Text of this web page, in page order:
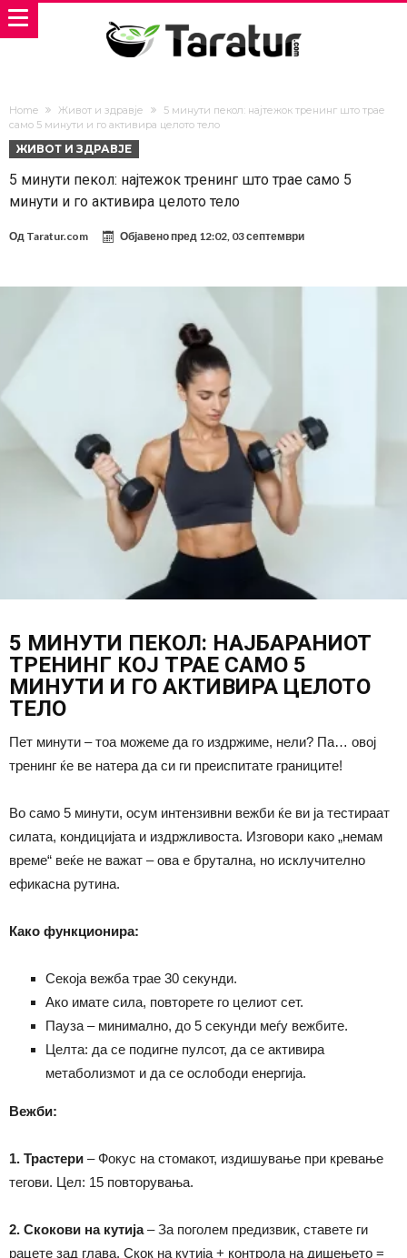
Home Живот и здравје
5 минути пекол: најтежок тренинг што трае
само 5 минути и го активира целото тело
ЖИВОТ И ЗДРАВЈЕ
5 минути пекол: најтежок тренинг што трае само 5
минути и го активира целото тело
Од Taratur.com Објавено пред 12:02, 03 септември
5 МИНУТИ ПЕКОЛ: НАЈБАРАНИОТ
ТРЕНИНГ КОЈ ТРАЕ САМО 5
МИНУТИ И ГО АКТИВИРА ЦЕЛОТО
ТЕЛО
Пет минути – тоа можеме да го издржиме, нели? Па… овој
тренинг ќе ве натера да си ги преиспитате границите!
Во само 5 минути, осум интензивни вежби ќе ви ја тестираат
силата, кондицијата и издржливоста. Изговори како „немам
време“ веќе не важат – ова е брутална, но исклучително
ефикасна рутина.
Како функционира:
Секоја вежба трае 30 секунди.
Ако имате сила, повторете го целиот сет.
Пауза – минимално, до 5 секунди меѓу вежбите.
Целта: да се подигне пулсот, да се активира
метаболизмот и да се ослободи енергија.
Вежби:
1. Трастери – Фокус на стомакот, издишување при кревање
тегови. Цел: 15 повторувања.
2. Скокови на кутија– За поголем предизвик, ставете ги
рацете зад глава. Скок на кутија + контрола на дишењето =